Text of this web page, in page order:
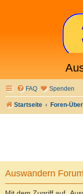
FAQ Spenden
Startseite Foren-
Auswandern